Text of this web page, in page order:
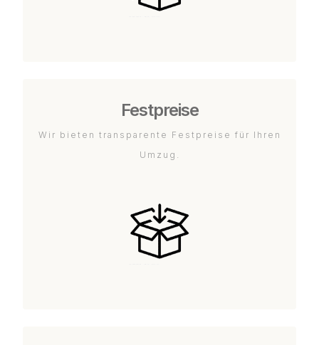
Festpreise
Wir bieten transparente Festpreise für Ihren
Umzug.